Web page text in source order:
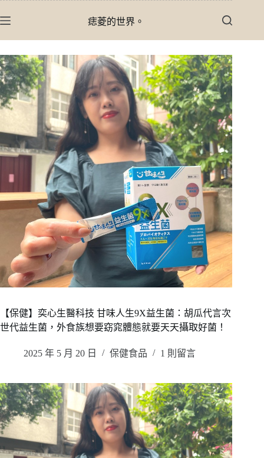
至
內
容
痣菱的世界。
【保健】奕心生醫科技 甘味人生9X益生菌：胡瓜代言次
世代益生菌，外食族想要窈窕體態就要天天攝取好菌！
2025 年 5 月 20 日 保健食品 1 則留言